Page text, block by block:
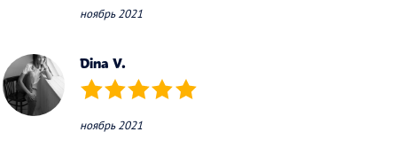
ноябрь 2021
Dina V.
(*) (*) (*) (*) (*)
ноябрь 2021